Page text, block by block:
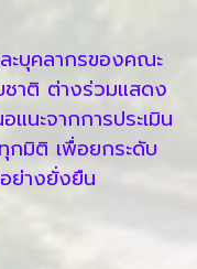
บุคลากรของคณะ
ชาติ ต่างร่วมแสดง
นะจากการประเมิน
กมิติ เพื่อยกระดับ
ย่างยั่งยืน